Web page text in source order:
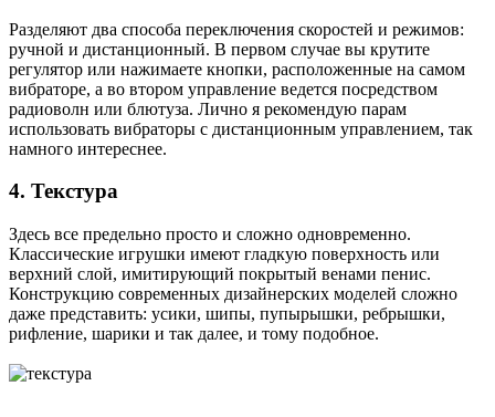
Разделяют два способа переключения скоростей и режимов:
ручной и дистанционный. В первом случае вы крутите
регулятор или нажимаете кнопки, расположенные на самом
вибраторе, а во втором управление ведется посредством
радиоволн или блютуза. Лично я рекомендую парам
использовать вибраторы с дистанционным управлением, так
намного интереснее.
4. Текстура
Здесь все предельно просто и сложно одновременно.
Классические игрушки имеют гладкую поверхность или
верхний слой, имитирующий покрытый венами пенис.
Конструкцию современных дизайнерских моделей сложно
даже представить: усики, шипы, пупырышки, ребрышки,
рифление, шарики и так далее, и тому подобное.